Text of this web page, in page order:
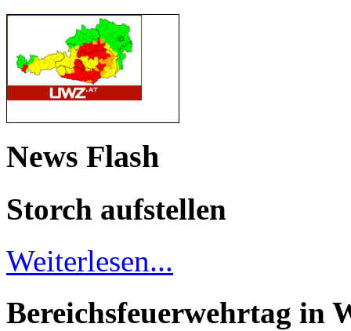
News Flash
Storch aufstellen
Weiterlesen...
Bereichsfeuerwehrtag in